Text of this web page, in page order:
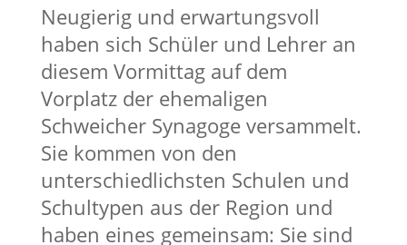
Neugierig und erwartungsvoll
haben sich Schüler und Lehrer an
diesem Vormittag auf dem
Vorplatz der ehemaligen
Schweicher Synagoge versammelt.
Sie kommen von den
unterschiedlichsten Schulen und
Schultypen aus der Region und
haben eines gemeinsam: Sie sind